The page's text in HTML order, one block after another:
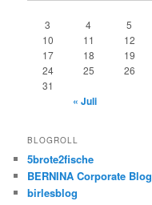
3 4 5
10
11 12
17
18 19
24
25 26
31
« Juli
BLOGROLL
5brote2fische
BERNINA Corporate Blog
birlesblog